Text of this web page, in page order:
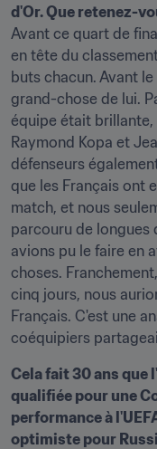
d'Or. Que retenez-
Avant ce quart de
en tête du
buts chacun. Avant
grand-chose de lui.
équipe était
Raymond Kopa et
défenseurs
que les Français ont
match, et nous
parcouru de longues
avions pu le faire en
choses.
cinq jours, nous
Français. C'est une
coéquipiers
Cela fait 30 ans que
qualifiée pour une
performance à
optimiste pour